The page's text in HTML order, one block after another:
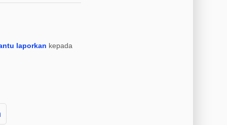
laporkan kepada